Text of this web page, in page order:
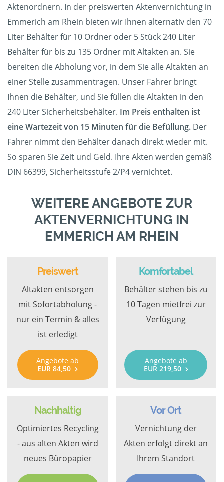
Aktenordnern. In der preiswerten Aktenvernichtung in
Emmerich am Rhein bieten wir Ihnen alternativ den 70
Liter Behälter für 10 Ordner oder 5 Stück 240 Liter
Behälter für bis zu 135 Ordner mit Altakten an. Sie
bereiten die Abholung vor, in dem Sie alle Altakten an
einer Stelle zusammentragen. Unser Fahrer bringt
Ihnen die Behälter, und Sie füllen die Altakten in den
240 Liter Sicherheitsbehälter. Im Preis enthalten ist
eine Wartezeit von 15 Minuten für die Befüllung. Der
Fahrer nimmt den Behälter danach direkt wieder mit.
So sparen Sie Zeit und Geld. Ihre Akten werden gemäß
DIN 66399, Sicherheitsstufe 2/P4 vernichtet.
WEITERE ANGEBOTE ZUR
AKTENVERNICHTUNG IN
EMMERICH AM RHEIN
Preiswert
Altakten entsorgen
mit Sofortabholung -
nur ein Termin & alles
ist erledigt
Angebote ab
EUR 84,50
Komfortabel
Behälter stehen bis zu
10 Tagen mietfrei zur
Verfügung
Angebote ab
EUR 219,50
Nachhaltig
Optimiertes Recycling
- aus alten Akten wird
neues Büropapier
Vor Ort
Vernichtung der
Akten erfolgt direkt an
Ihrem Standort